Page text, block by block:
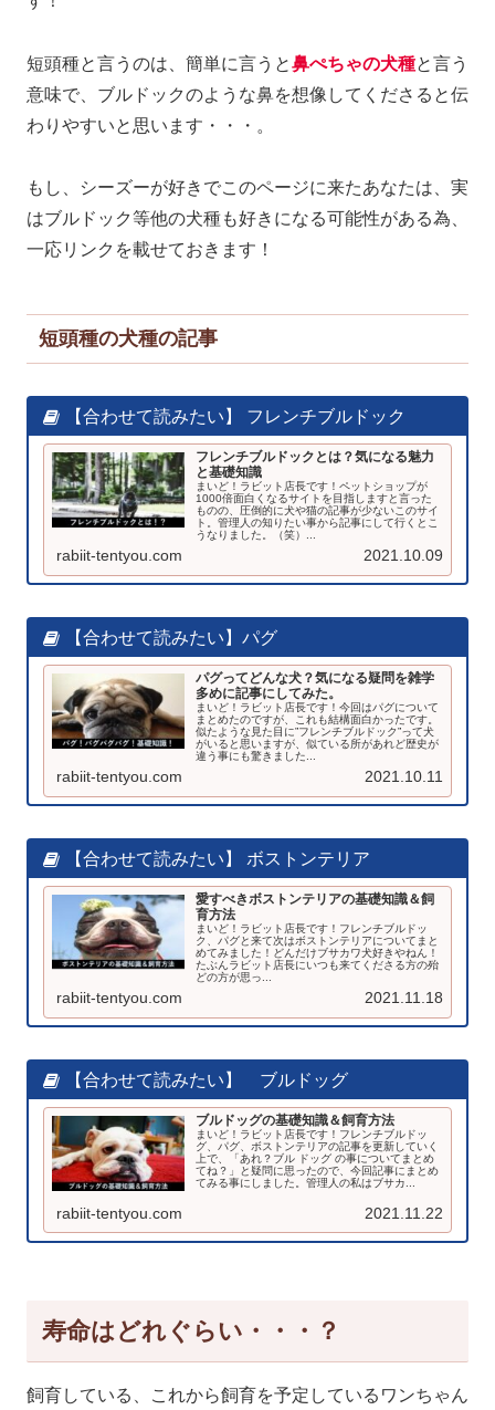
短頭種と言うのは、簡単に言うと鼻ぺちゃの犬種と言う
意味で、ブルドックのような鼻を想像してくださると伝
わりやすいと思います・・・。
もし、シーズーが好きでこのページに来たあなたは、実
はブルドック等他の犬種も好きになる可能性がある為、
一応リンクを載せておきます！
短頭種の犬種の記事
【合わせて読みたい】 フレンチブルドック
フレンチブルドックとは？気になる魅力
と基礎知識
まいど！ラビット店長です！ペットショップが
1000倍面白くなるサイトを目指しますと言った
ものの、圧倒的に犬や猫の記事が少ないこのサイ
ト。管理人の知りたい事から記事にして行くとこ
うなりました。（笑）...
rabiit-tentyou.com 2021.10.09
【合わせて読みたい】パグ
パグってどんな犬？気になる疑問を雑学
多めに記事にしてみた。
まいど！ラビット店長です！今回はパグについて
まとめたのですが、これも結構面白かったです。
似たような見た目に”フレンチブルドック”って犬
がいると思いますが、似ている所があれど歴史が
違う事にも驚きました...
rabiit-tentyou.com 2021.10.11
【合わせて読みたい】 ボストンテリア
愛すべきボストンテリアの基礎知識＆飼
育方法
まいど！ラビット店長です！フレンチブルドッ
ク、パグと来て次はボストンテリアについてまと
めてみました！どんだけブサカワ犬好きやねん！
たぶんラビット店長にいつも来てくださる方の殆
どの方が思っ...
rabiit-tentyou.com 2021.11.18
【合わせて読みたい】 ブルドッグ
ブルドッグの基礎知識＆飼育方法
まいど！ラビット店長です！フレンチブルドッ
グ、パグ、ボストンテリアの記事を更新していく
上で、「あれ？ブル ドッグ の事についてまとめ
てね？」と疑問に思ったので、今回記事にまとめ
てみる事にしました。管理人の私はブサカ...
rabiit-tentyou.com 2021.11.22
寿命はどれぐらい・・・？
飼育している、これから飼育を予定しているワンちゃん